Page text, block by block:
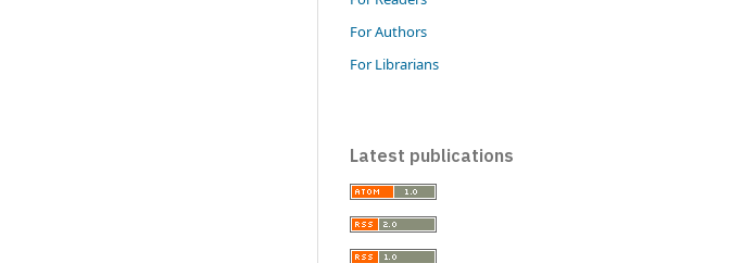
For Authors
For Librarians
Latest publications